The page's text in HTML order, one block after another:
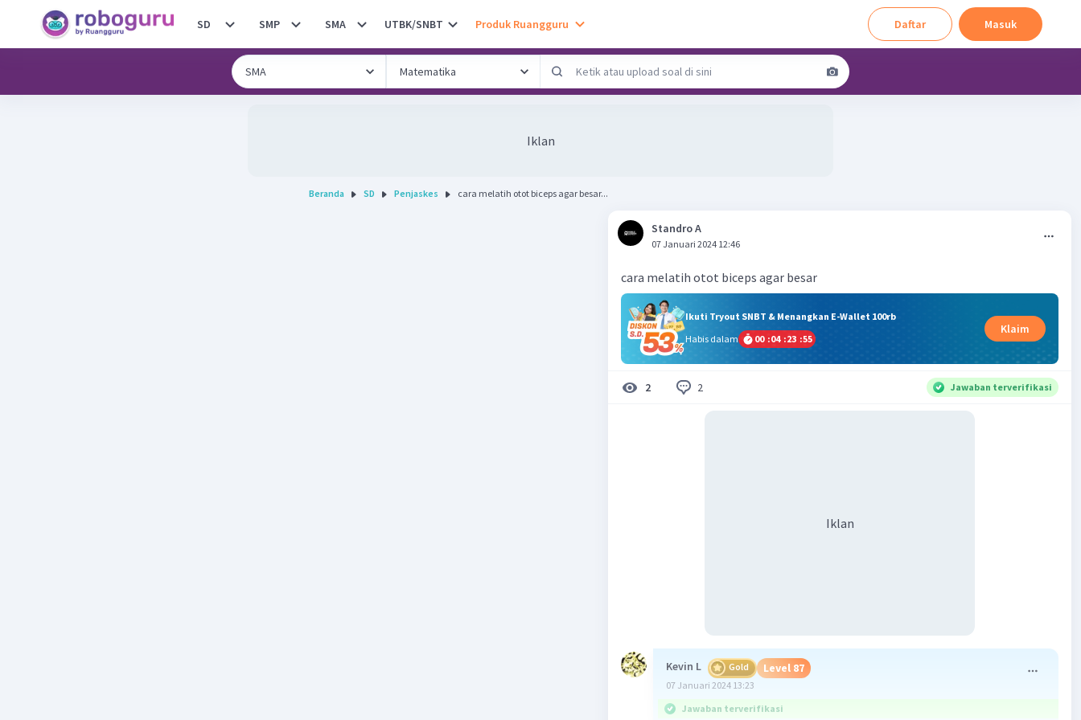
SD SMP SMA UTBK/SNBT Produk Ruangguru Daftar Masuk
Iklan
Beranda SD Penjaskes cara melatih otot biceps agar besar...
Standro A
07 Januari 2024 12:46
cara melatih otot biceps agar besar
Ikuti Tryout SNBT & Menangkan E-Wallet 100rb
Habis dalam
00 :04 :23 :55
Klaim
2 2 Jawaban terverifikasi
Iklan
Kevin L Gold Level 87
07 Januari 2024 13:23
Jawaban terverifikasi